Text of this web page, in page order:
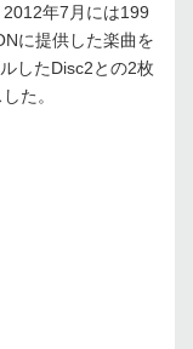
年7月には199
に提供した楽曲を
したDisc2との2枚
た。